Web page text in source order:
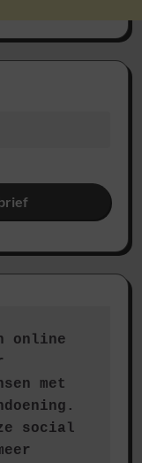
online
met
social